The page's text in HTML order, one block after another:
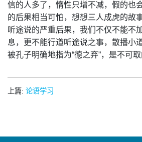
信的人多了，惰性只增不减，假的也
的后果相当可怕，想想三人成虎的故
听途说的严重后果，我们不仅不能不
息，更不能行道听途说之事，散播小
被孔子明确地指为“德之弃”，是不可
上篇: 论语学习